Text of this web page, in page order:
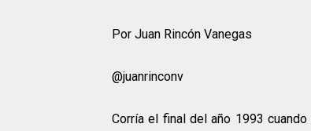
Por Juan Rincón Vanegas
@juanrinconv
Corría el final del año 1993